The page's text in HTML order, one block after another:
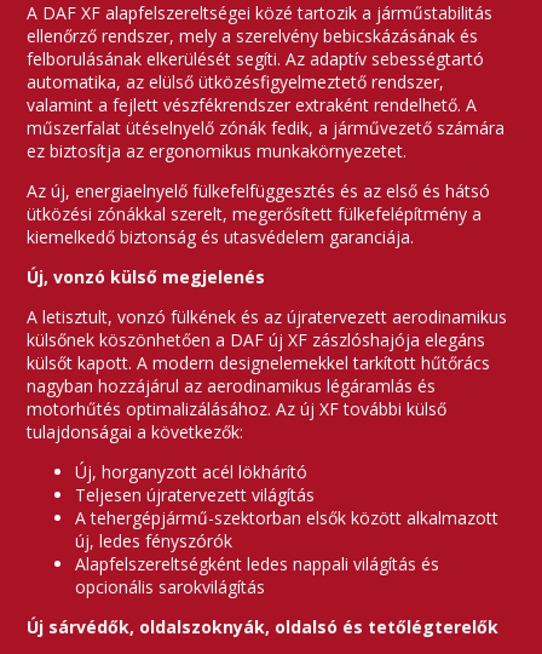
A DAF XF alapfelszereltségei közé tartozik a járműstabilitás
ellenőrző rendszer, mely a szerelvény bebicskázásának és
felborulásának elkerülését segíti. Az adaptív sebességtartó
automatika, az elülső ütközésfigyelmeztető rendszer,
valamint a fejlett vészfékrendszer extraként rendelhető. A
műszerfalat ütéselnyelő zónák fedik, a járművezető számára
ez biztosítja az ergonomikus munkakörnyezetet.
Az új, energiaelnyelő fülkefelfüggesztés és az első és hátsó
ütközési zónákkal szerelt, megerősített fülkefelépítmény a
kiemelkedő biztonság és utasvédelem garanciája.
Új, vonzó külső megjelenés
A letisztult, vonzó fülkének és az újratervezett aerodinamikus
külsőnek köszönhetően a DAF új XF zászlóshajója elegáns
külsőt kapott. A modern designelemekkel tarkított hűtőrács
nagyban hozzájárul az aerodinamikus légáramlás és
motorhűtés optimalizálásához. Az új XF további külső
tulajdonságai a következők:
Új, horganyzott acél lökhárító
Teljesen újratervezett világítás
A tehergépjármű-szektorban elsők között alkalmazott
új, ledes fényszórók
Alapfelszereltségként ledes nappali világítás és
opcionális sarokvilágítás
Új sárvédők, oldalszoknyák, oldalsó és tetőlégterelők